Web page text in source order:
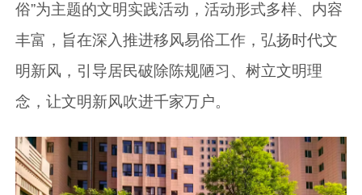
俗”为主题的文明实践活动，活动形式多样、内容
丰富，旨在深入推进移风易俗工作，弘扬时代文
明新风，引导居民破除陈规陋习、树立文明理
念，让文明新风吹进千家万户。